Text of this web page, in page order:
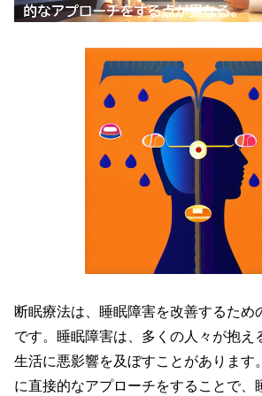
断眠療法は、睡眠障害を改善するため
です。睡眠障害は、多くの人々が抱え
生活に悪影響を及ぼすことがあります
に直接的なアプローチをすることで、